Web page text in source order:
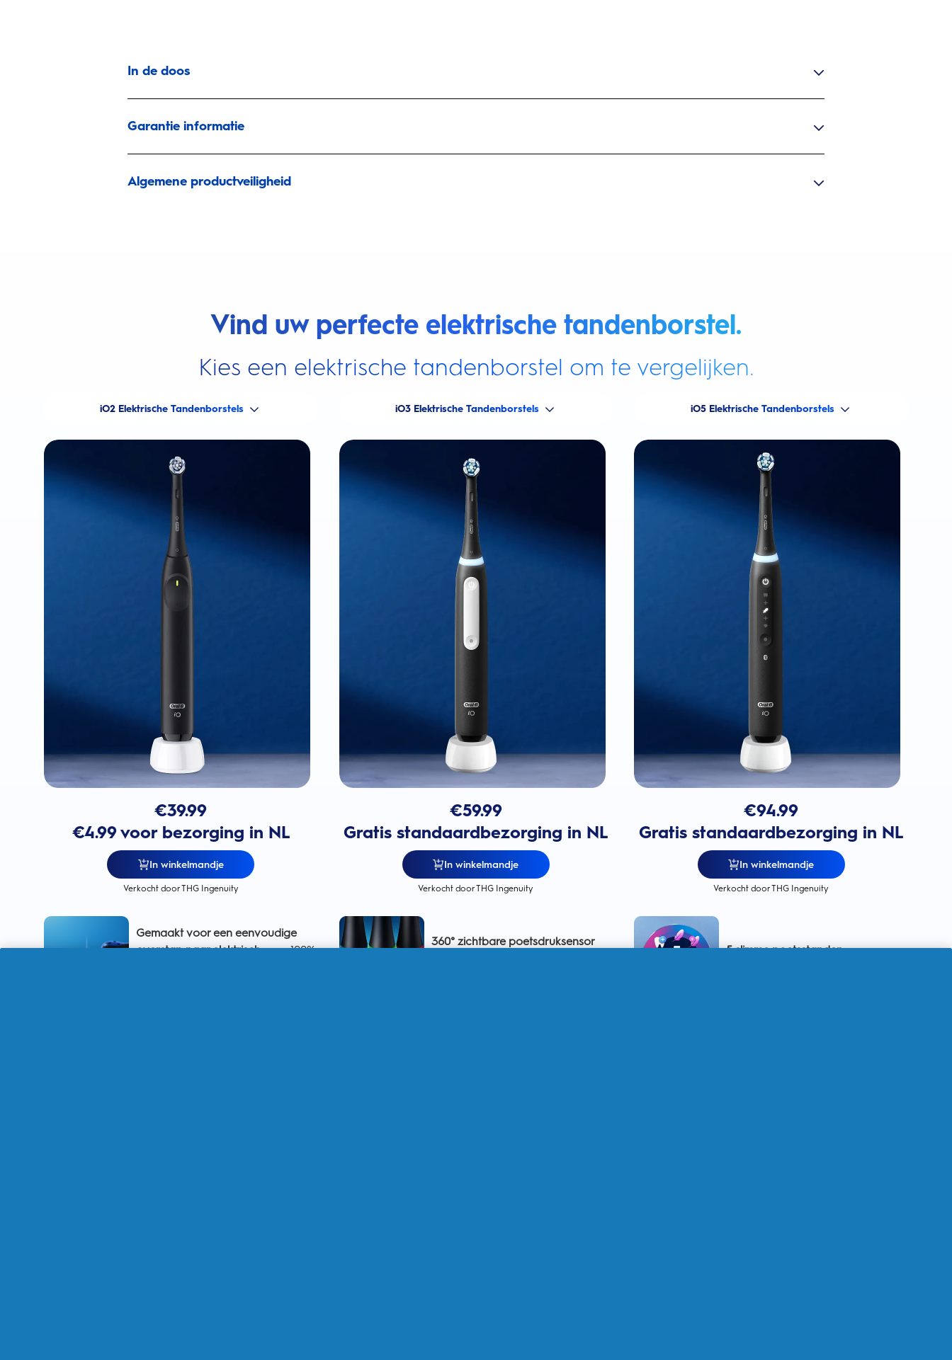
In de doos
Garantie informatie
Algemene productveiligheid
Vind uw perfecte elektrische tandenborstel.
Kies een elektrische tandenborstel om te vergelijken.
iO2 Elektrische Tandenborstels
€39.99
€4.99 voor bezorging in NL
In winkelmandje
Verkocht door THG Ingenuity
iO3 Elektrische Tandenborstels
€59.99
Gratis standaardbezorging in NL
In winkelmandje
Verkocht door THG Ingenuity
iO5 Elektrische Tandenborstels
€94.99
Gratis standaardbezorging in NL
In winkelmandje
Verkocht door THG Ingenuity
Gemaakt voor een eenvoudige
overstap naar elektrischvoor 100%
360° zichtbare poetsdruksensor
5 slimme poetsstandenvoor een